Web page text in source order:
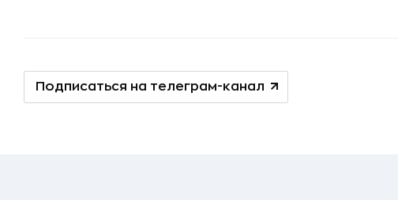
Подписаться на телеграм-канал